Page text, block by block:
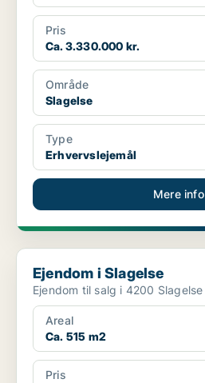
Pris
Ca. 3.330.000 kr.
Område
Slagelse
Type
Erhvervslejemål
Mere info
Ejendom i Slagelse
Ejendom i Slagelse
Ejendom til salg i 4200 Slagelse
Areal
Ca. 515 m2
Pris